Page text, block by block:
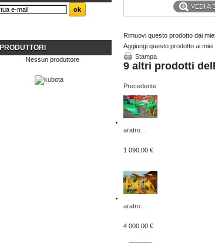
PRODUTTORI
Nessun produttore
VEDI A
Rimuovi questo prodotto dai
Aggiungi questo prodotto ai miei
Stampa
9 altri prodotti
Precedente
aratro...
1 090,00 €
aratro...
4 000,00 €